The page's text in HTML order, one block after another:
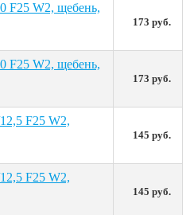
F25 W2, щебень,
173 руб.
F25 W2, щебень,
173 руб.
F25 W2,
145 руб.
F25 W2,
145 руб.